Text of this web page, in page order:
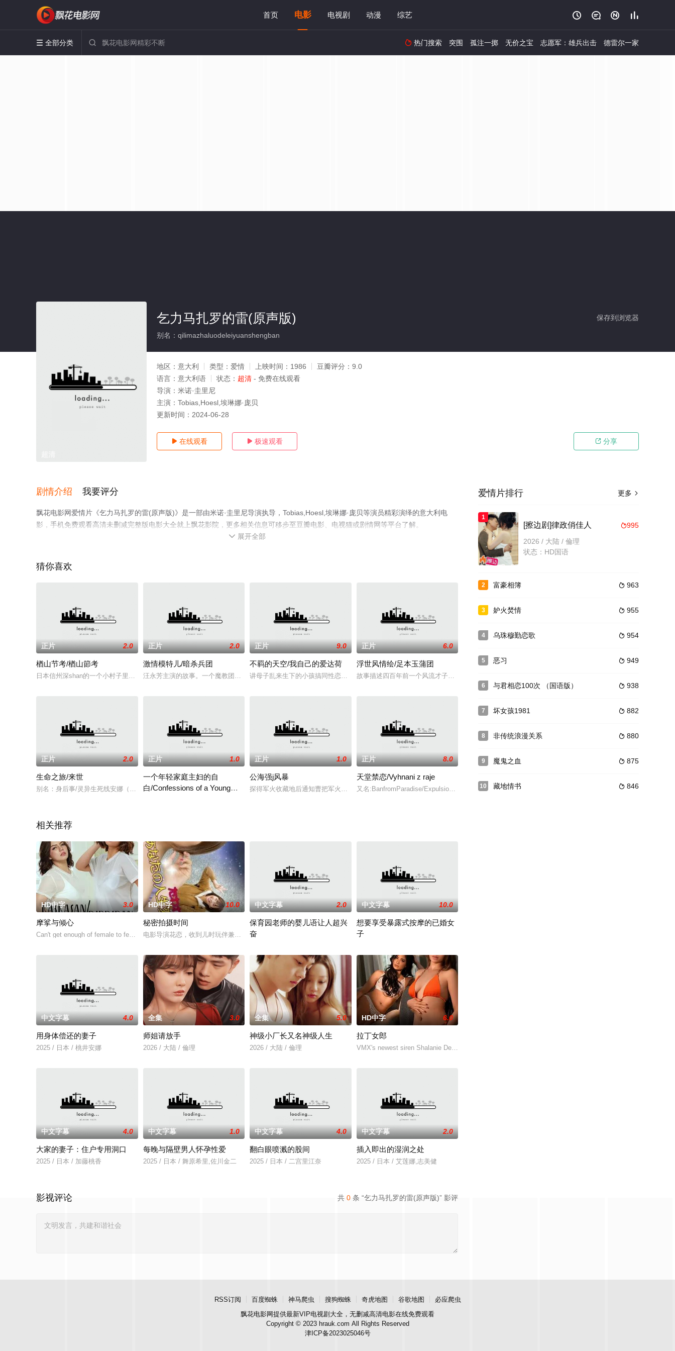
首页 电影 电视剧 动漫 综艺    
 全部分类   热门搜索 突围 孤注一掷 无价之宝 志愿军：雄兵出击 德雷尔一家
保存到浏览器
乞力马扎罗的雷(原声版)
别名：qilimazhaluodeleiyuanshengban
地区： 意大利 类型： 爱情 上映时间： 1986 豆瓣评分： 9.0
语言： 意大利语 状态： 超清 - 免费在线观看
导演： 米诺·圭里尼
主演： Tobias,Hoesl,埃琳娜·庞贝
更新时间： 2024-06-28
 在线观看  极速观看  分享
剧情介绍 我要评分
飘花电影网爱情片《乞力马扎罗的雷(原声版)》是一部由米诺·圭里尼导演执导，Tobias,Hoesl,埃琳娜·庞贝等演员精彩演绎的意大利电
影，手机免费观看高清未删减完整版电影大全就上飘花影院，更多相关信息可移步至豆瓣电影、电视猫或剧情网等平台了解。
 展开全部
猜你喜欢
正片 2.0
楢山节考/楢山節考
日本信州深shan的一个小村子里，由于贫困沿袭丅来的传统是，活到70岁的老人要被长子背到楢shan上丢弃（曰;参
正片 2.0
激情模特儿/暗杀兵团
汪永芳主演的故事。一个魔教团伙专以蛊害人，汪永芳是个迷人鲜艳的模特；后被魔教迷了心。到最后，尽情色欲的故事。香港
正片 9.0
不羁的天空/我自己的爱达荷
讲母子乱来生下的小孩搞同性恋。麦克（瑞凡bull;菲尼克斯）和斯考特（基努bull;里维斯）同为沦落街头的男妓，
正片 6.0
浮世风情绘/足本玉蒲团
故事描述四百年前一个风流才子，命犯桃花，一夕得一荒唐绮梦，初则征歌逐色，继而沉沦欲海，终至惨遭灭
正片 2.0
生命之旅/来世
别名：身后事/灵异生死线安娜（克里斯蒂娜bull;里奇ChristinaRicci饰）是一次车祸的幸存者，然而她
正片 1.0
一个年轻家庭主妇的自
白/Confessions of a Young
正片 1.0
公海强j风暴
探得军火收藏地后通知曹把军火劫走.曹以军火逼阮交易张诗蓓：与陆结怨.阮来港后得悉曹等人在此曹妻因而折磨至死.曹等
正片 8.0
天堂禁恋/Vyhnani z raje
又名:BanfromParadise/ExpulsionfromParadise在这部最新作品里，齐蒂洛娃大胆地
相关推荐
HD中字 3.0
摩挲与倾心
Can't get enough of female to female action in "Kis
HD中字 10.0
秘密拍摄时间
电影导演花恋，收到儿时玩伴兼名导须藤的墨西哥拍片邀约。她惊喜之余却感到不安，态度犹豫。这让曾被花恋鼓励要活得自由
中文字幕 2.0
保育园老师的婴儿语让人超兴
奋
中文字幕 10.0
想要享受暴露式按摩的已婚女
子
中文字幕 4.0
用身体偿还的妻子
2025 / 日本 / 桃井安娜
全集 3.0
师姐请放手
2026 / 大陆 / 倫理
全集 5.0
神级小厂长又名神级人生
2026 / 大陆 / 倫理
HD中字 6.0
拉丁女郎
VMX's newest siren Shalanie De Vera and Athena Red sizzl
中文字幕 4.0
大家的妻子：住户专用洞口
2025 / 日本 / 加藤桃香
中文字幕 1.0
每晚与隔壁男人怀孕性爱
2025 / 日本 / 舞原希里,佐川金二
中文字幕 4.0
翻白眼喷溅的股间
2025 / 日本 / 二宫里江奈
中文字幕 2.0
插入即出的湿润之处
2025 / 日本 / 艾莲娜,志美健
共 0 条 “乞力马扎罗的雷(原声版)” 影评
影视评论
更多 
爱情片排行
1
995
[擦边剧]律政俏佳人
2026 / 大陆 / 倫理
状态：HD国语
2  963
富豪相簿
3  955
妒火焚情
4  954
乌珠穆勤恋歌
5  949
恶习
6  938
与君相恋100次 （国语版）
7  882
坏女孩1981
8  880
非传统浪漫关系
9  875
魔鬼之血
10  846
藏地情书
RSS订阅 百度蜘蛛 神马爬虫 搜狗蜘蛛 奇虎地图 谷歌地图
必应爬虫
飘花电影网提供最新VIP电视剧大全，无删减高清电影在线免费观看
Copyright © 2023 hrauk.com All Rights Reserved
津ICP备2023025046号